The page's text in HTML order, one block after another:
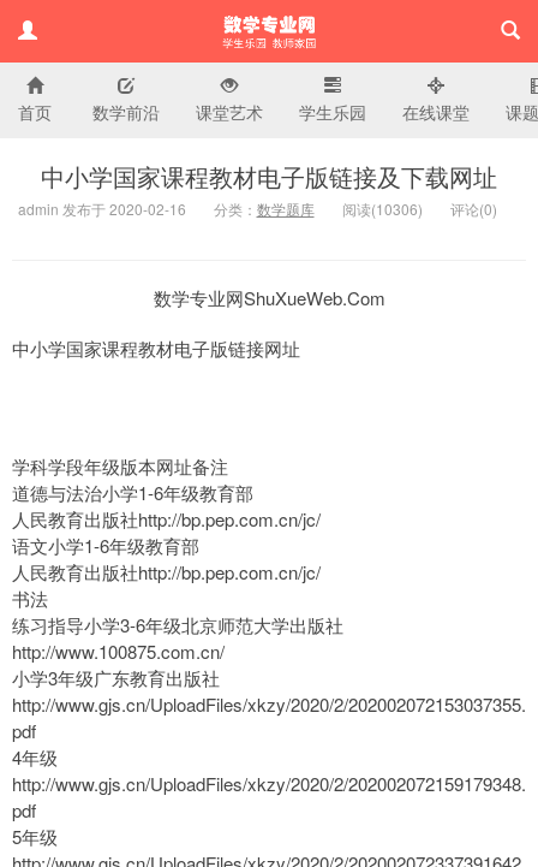
小学数学专业网
首页 数学前沿 课堂艺术 学生乐园 在线课堂 课
中小学国家课程教材电子版链接及下载网址
admin 发布于 2020-02-16 分类： 数学题库 阅读(10306) 评论(0)
数学专业网ShuXueWeb.Com
中小学国家课程教材电子版链接网址
学科学段年级版本网址备注
道德与法治小学1-6年级教育部
人民教育出版社http://bp.pep.com.cn/jc/
语文小学1-6年级教育部
人民教育出版社http://bp.pep.com.cn/jc/
书法
练习指导小学3-6年级北京师范大学出版社
http://www.100875.com.cn/
小学3年级广东教育出版社
http://www.gjs.cn/UploadFiles/xkzy/2020/2/202002072153037355.
pdf
4年级
http://www.gjs.cn/UploadFiles/xkzy/2020/2/202002072159179348.
pdf
5年级